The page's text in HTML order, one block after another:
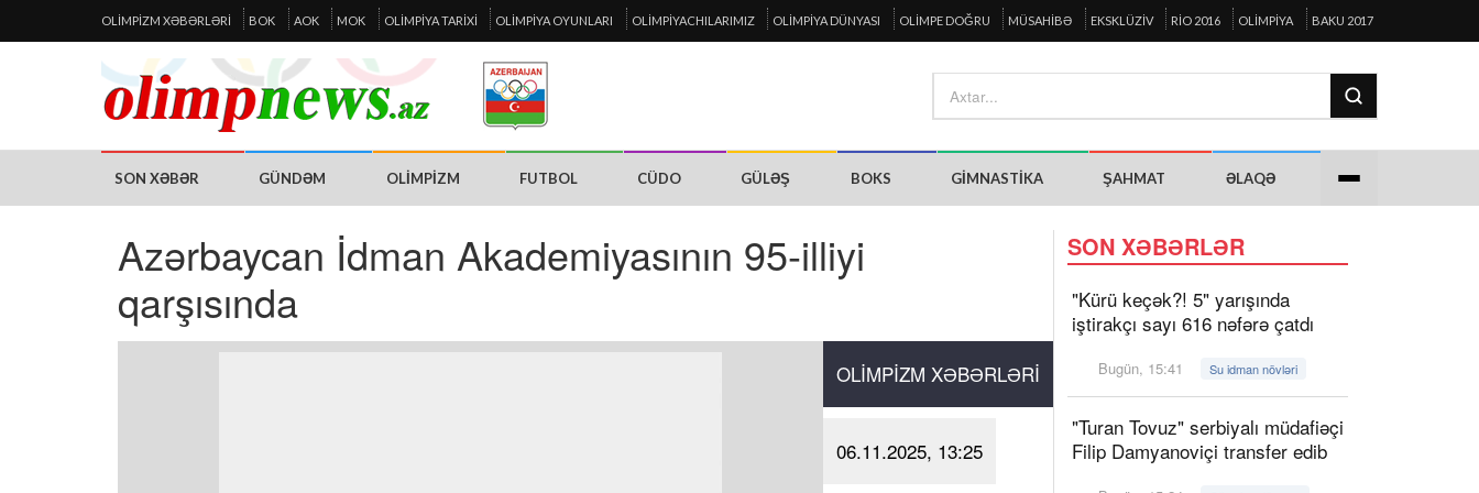
OLIMPIZM XƏBƏRLƏRI BOK AOK MOK OLIMPIYA TARIXI OLIMPIYA OYUNLARI OLIMPIYACHILARIMIZ OLIMPIYA DÜNYASI OLIMPE DOĞRU MÜSAHIBƏ EKSKLÜZIV RIO 2016 OLIMPIYA BAKU 2017
SON XƏBƏR GÜNDƏM OLIMPIZM FUTBOL CÜDO GÜLƏŞ BOKS GIMNASTIKA ŞAHMAT ƏLAQƏ
Azərbaycan İdman Akademiyasının 95-illiyi
qarşısında
OLIMPIZM XƏBƏRLƏRI
06.11.2025, 13:25
SON XƏBƏRLƏR
"Kürü keçək?! 5" yarışında
iştirakçı sayı 616 nəfərə çatdı
Bugün, 15:41 Su idman növləri
"Turan Tovuz" serbiyalı müdafiəçi
Filip Damyanoviçi transfer edib